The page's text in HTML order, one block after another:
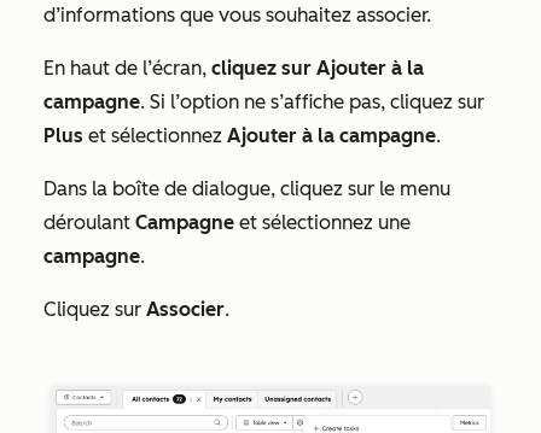
d’informations que vous souhaitez associer.
En haut de l’écran, cliquez sur Ajouter à la
campagne. Si l’option ne s’affiche pas, cliquez sur
Plus et sélectionnez Ajouter à la campagne.
Dans la boîte de dialogue, cliquez sur le menu
déroulant Campagne et sélectionnez une
campagne.
Cliquez sur Associer.